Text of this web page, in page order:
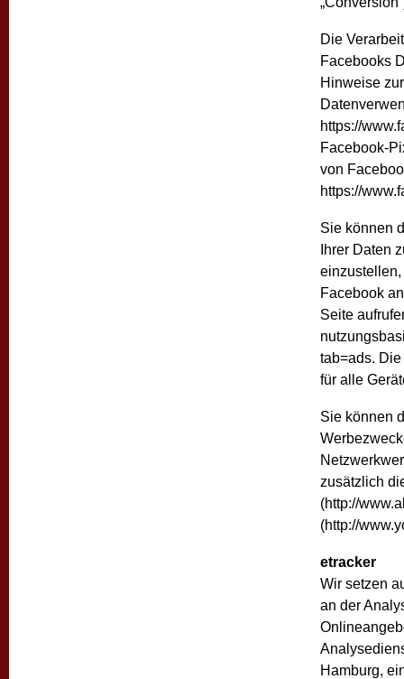
Die
Facebooks
Hinweise
https://
Facebook-
von
https://
Sie können
Ihrer Daten
Facebook
Seite
tab=ads.
für alle
Sie können
zusätzlich
(http://
(http://
etracker
Wir setzen
an der
Hamburg,